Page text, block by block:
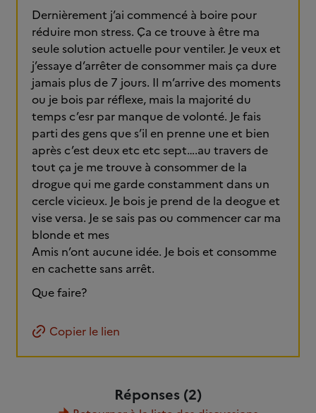
Dernièrement j’ai commencé à boire pour
réduire mon stress. Ça ce trouve à être ma
seule solution actuelle pour ventiler. Je veux et
j’essaye d’arrêter de consommer mais ça dure
jamais plus de 7 jours. Il m’arrive des moments
ou je bois par réflexe, mais la majorité du
temps c’esr par manque de volonté. Je fais
parti des gens que s’il en prenne une et bien
après c’est deux etc etc sept….au travers de
tout ça je me trouve à consommer de la
drogue qui me garde constamment dans un
cercle vicieux. Je bois je prend de la deogue et
vise versa. Je se sais pas ou commencer car ma
blonde et mes
Amis n’ont aucune idée. Je bois et consomme
en cachette sans arrêt.
Que faire?
Copier le lien
Réponses (2)